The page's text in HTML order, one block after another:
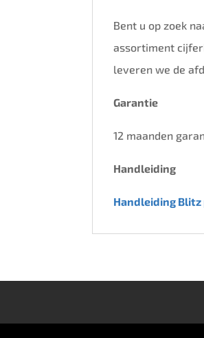
Bent u op zoek
assortiment
leveren we de
Garantie
12 maanden
Handleiding
Handleiding